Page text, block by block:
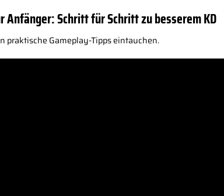
Anfänger: Schritt für Schritt zu besserem KD
praktische Gameplay-Tipps eintauchen.